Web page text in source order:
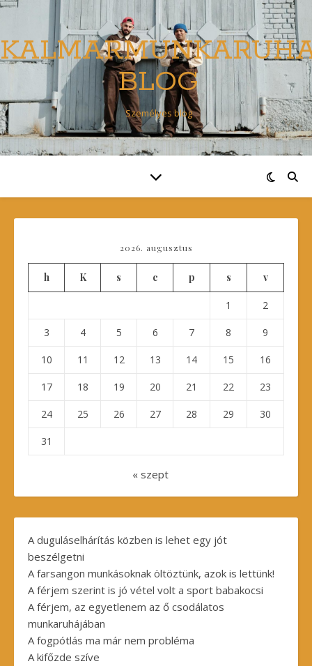
BLOG
Személyes blog
2026. augusztus
h K s c p s v
1 2
3 4 5 6 7 8 9
10 11 12 13 14 15 16
17 18 19 20 21 22 23
24 25 26 27 28 29 30
31
« szept
A duguláselhárítás közben is lehet egy jót
beszélgetni
A farsangon munkásoknak öltöztünk, azok is lettünk!
A férjem szerint is jó vétel volt a sport babakocsi
A férjem, az egyetlenem az ő csodálatos
munkaruhájában
A fogpótlás ma már nem probléma
A kifőzde szíve